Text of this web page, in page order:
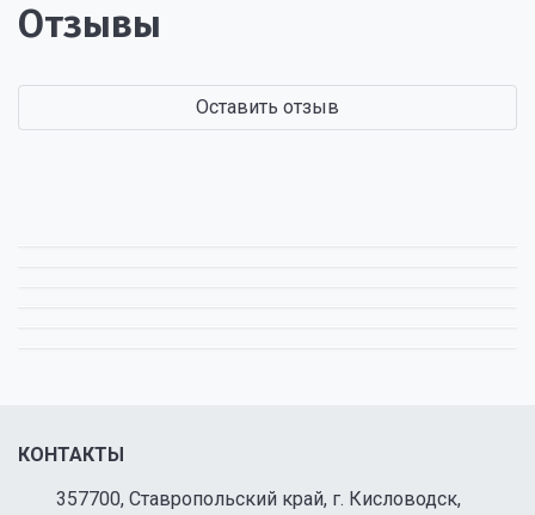
Отзывы
Оставить отзыв
КОНТАКТЫ
357700, Ставропольский край, г. Кисловодск,